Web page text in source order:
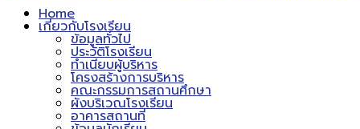
Home
เกี่ยวกับโรงเรียน
ข้อมูลทั่วไป
ประวัติโรงเรียน
ทำเนียบผู้บริหาร
โครงสร้างการบริหาร
คณะกรรมการสถานศึกษา
ผังบริเวณโรงเรียน
อาคารสถานที่